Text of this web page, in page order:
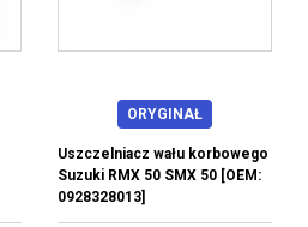
ORYGINAŁ
Uszczelniacz wału korbowego
Suzuki RMX 50 SMX 50 [OEM:
0928328013]